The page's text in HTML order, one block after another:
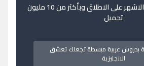
مع البرنامج العربي الاشهر على الاطلاق وبأكثر من 10 مليون
تحميل
بدروس عربية مبسطة تجعلك تعشق
الانجليزية